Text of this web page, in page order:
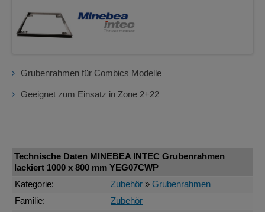
Grubenrahmen für Combics Modelle
Geeignet zum Einsatz in Zone 2+22
Technische Daten MINEBEA INTEC Grubenrahmen
lackiert 1000 x 800 mm YEG07CWP
Kategorie:
Zubehör »Grubenrahmen
Familie:
Zubehör